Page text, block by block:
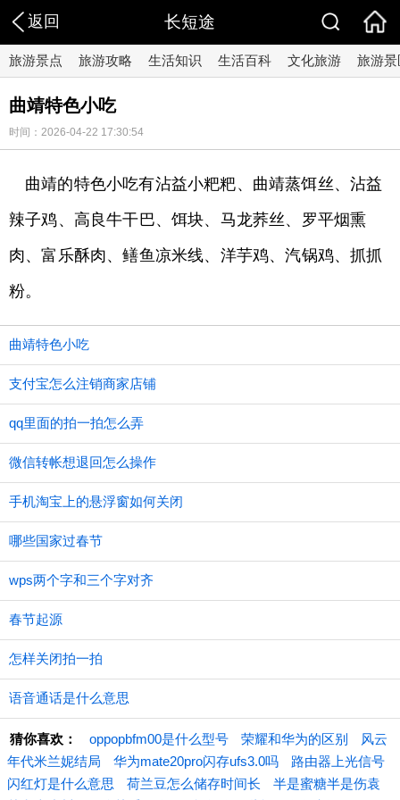
返回 长短途
旅游景点 旅游攻略 生活知识 生活百科 文化旅游 旅游景
曲靖特色小吃
时间：2026-04-22 17:30:54
曲靖的特色小吃有沾益小粑粑、曲靖蒸饵丝、沾益
辣子鸡、高良牛干巴、饵块、马龙荞丝、罗平烟熏
肉、富乐酥肉、鳝鱼凉米线、洋芋鸡、汽锅鸡、抓抓
粉。
曲靖特色小吃
支付宝怎么注销商家店铺
qq里面的拍一拍怎么弄
微信转帐想退回怎么操作
手机淘宝上的悬浮窗如何关闭
哪些国家过春节
wps两个字和三个字对齐
春节起源
怎样关闭拍一拍
语音通话是什么意思
猜你喜欢： oppopbfm00是什么型号 荣耀和华为的区别
风云
年代米兰妮结局
华为mate20pro闪存ufs3.0吗
路由器上光信号
闪红灯是什么意思
荷兰豆怎么储存时间长
半是蜜糖半是伤袁